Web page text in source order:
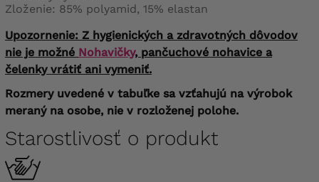
Zloženie: 85% polyamid, 15% elastan
Upozornenie: Z hygienických a zdravotných dôvodov
nie je možné Nohavičky, pančuchové nohavice a
čelenky vrátiť ani vymeniť.
Rozmery uvedené v tabuľke sa vzťahujú na výrobok
meraný na osobe, nie v rozloženej polohe.
Starostlivosť o produkt